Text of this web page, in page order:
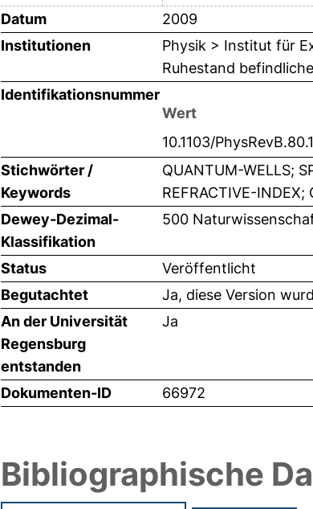
Datum
2009
Institutionen
Physik > Institut für
Ruhestand
Identifikationsnummer
Wert
10.1103/
Stichwörter /
Keywords
QUANTUM-WELLS;
REFRACTIVE-INDEX;
Dewey-Dezimal-
Klassifikation
500
Status
Veröffentlicht
Begutachtet
Ja, diese Version
An der Universität
Regensburg
entstanden
Ja
Dokumenten-ID 66972
Bibliographische